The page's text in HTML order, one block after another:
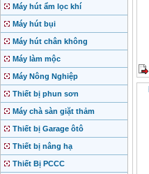
Máy hút ẩm lọc khí
Máy hút bụi
Máy hút chân không
Máy làm mộc
Máy Nông Nghiệp
Thiết bị phun sơn
Máy chà sàn giặt thảm
Thiết bị Garage ôtô
Thiết bị nâng hạ
Thiết Bị PCCC